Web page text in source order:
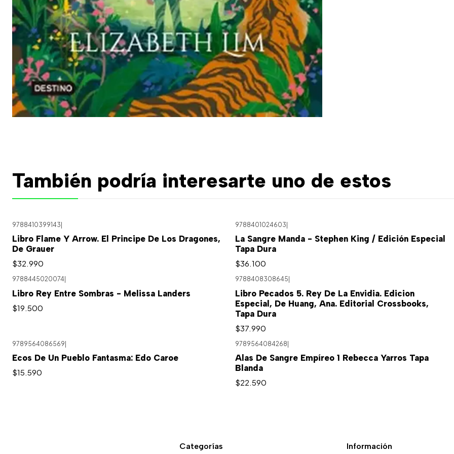
También podría interesarte uno de estos
9788410399143
Libro Flame Y Arrow. El Principe De Los Dragones,
De Grauer
$32.990
9788401024603
La Sangre Manda - Stephen King / Edición Especial
Tapa Dura
$36.100
9788445020074
Libro Rey Entre Sombras - Melissa Landers
$19.500
9788408308645
Libro Pecados 5. Rey De La Envidia. Edicion
Especial, De Huang, Ana. Editorial Crossbooks,
Tapa Dura
$37.990
9789564086569
Ecos De Un Pueblo Fantasma: Edo Caroe
$15.590
9789564084268
Alas De Sangre Empíreo 1 Rebecca Yarros Tapa
Blanda
$22.590
Categorías Información